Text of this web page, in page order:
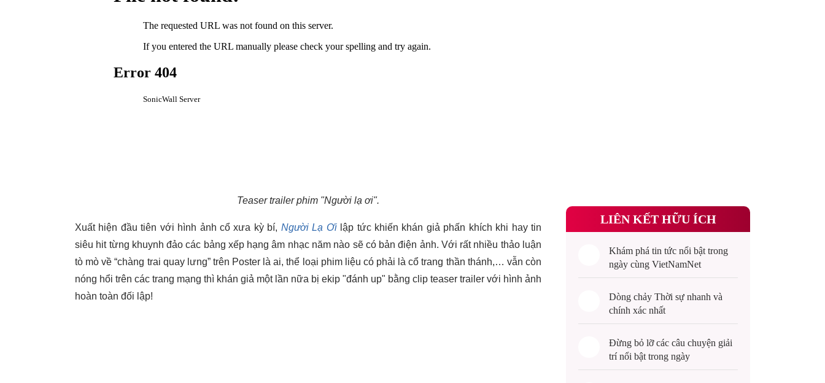
Teaser trailer phim "Người lạ ơi".
Xuất hiện đầu tiên với hình ảnh cổ xưa kỳ bí, Người Lạ Ơilập tức khiến khán giả phấn khích khi hay tin
siêu hit từng khuynh đảo các bảng xếp hạng âm nhạc năm nào sẽ có bản điện ảnh. Với rất nhiều thảo luận
tò mò về “chàng trai quay lưng” trên Poster là ai, thể loại phim liệu có phải là cổ trang thần thánh,… vẫn còn
nóng hổi trên các trang mạng thì khán giả một lần nữa bị ekip "đánh up" bằng clip teaser trailer với hình ảnh
hoàn toàn đối lập!
LIÊN KẾT HỮU ÍCH
Khám phá tin tức nổi bật trong
ngày cùng VietNamNet
Dòng chảy Thời sự nhanh và
chính xác nhất
Đừng bỏ lỡ các câu chuyện giải
trínổi bật trong ngày